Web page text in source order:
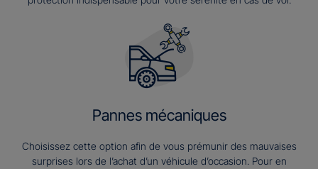
Pannes mécaniques
Choisissez cette option afin de vous prémunir des mauvaises
surprises lors de l’achat d’un véhicule d’occasion. Pour en